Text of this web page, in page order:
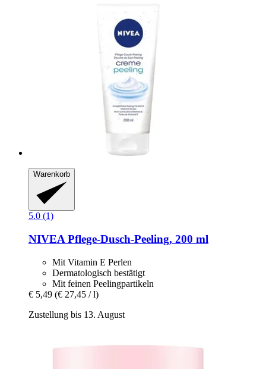
Warenkorb
5.0 (1)
NIVEA Pflege-​Dusch-​Peeling, 200 ml
Mit Vitamin E Perlen
Dermatologisch bestätigt
Mit feinen Peelingpartikeln
€ 5,49 (€ 27,45 / l)
Zustellung bis 13. August